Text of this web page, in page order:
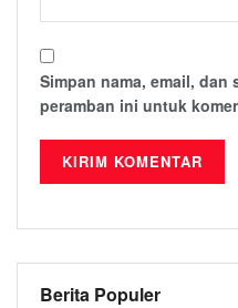
Simpan nama, email, dan
peramban ini untuk
Berita Populer